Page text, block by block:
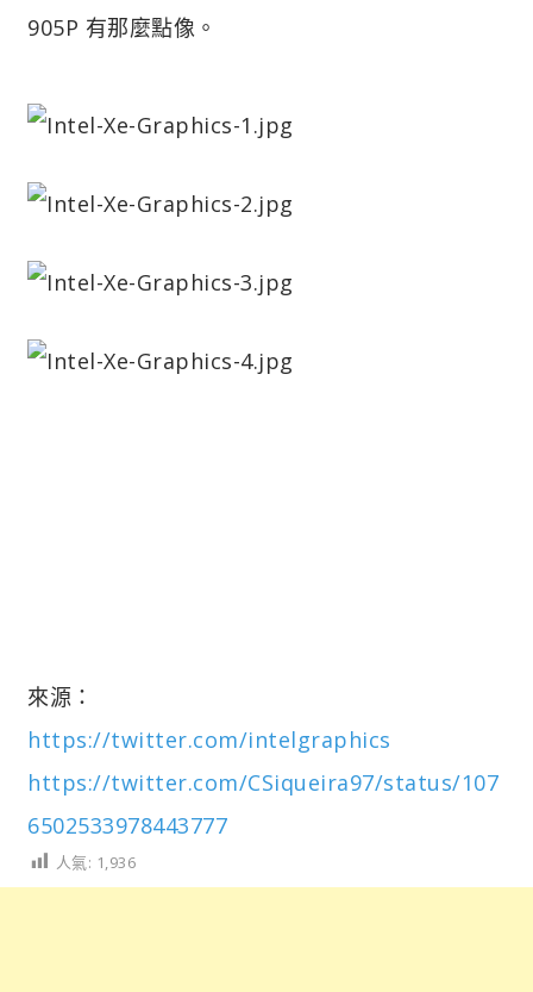
905P 有那麼點像。
來源：
https://twitter.com/intelgraphics
https://twitter.com/CSiqueira97/status/107
6502533978443777
人氣: 1,936